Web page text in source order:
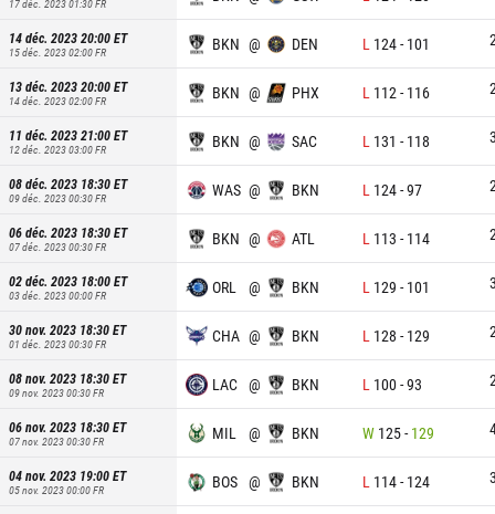
17 déc. 2023 01:30FR
14 déc. 2023 20:00ET
15 déc. 2023 02:00FR BKN @ DEN L 124- 101
13 déc. 2023 20:00ET
14 déc. 2023 02:00FR BKN @ PHX L 112 - 116
11 déc. 2023 21:00ET
12 déc. 2023 03:00FR BKN @ SAC L 131 - 118
08 déc. 2023 18:30ET
09 déc. 2023 00:30FR WAS @ BKN L 124-97
06 déc. 2023 18:30ET
07 déc. 2023 00:30FR BKN @ ATL L 113 - 114
02 déc. 2023 18:00ET
03 déc. 2023 00:00FR ORL @ BKN L 129 - 101
30 nov. 2023 18:30ET
01 déc. 2023 00:30FR CHA @ BKN L 128 - 129
08 nov. 2023 18:30ET
09 nov. 2023 00:30FR LAC @ BKN L 100-93
06 nov. 2023 18:30ET
07 nov. 2023 00:30FR MIL @ BKN W 125- 129
04 nov. 2023 19:00ET
05 nov. 2023 00:00FR BOS @ BKN L 114- 124